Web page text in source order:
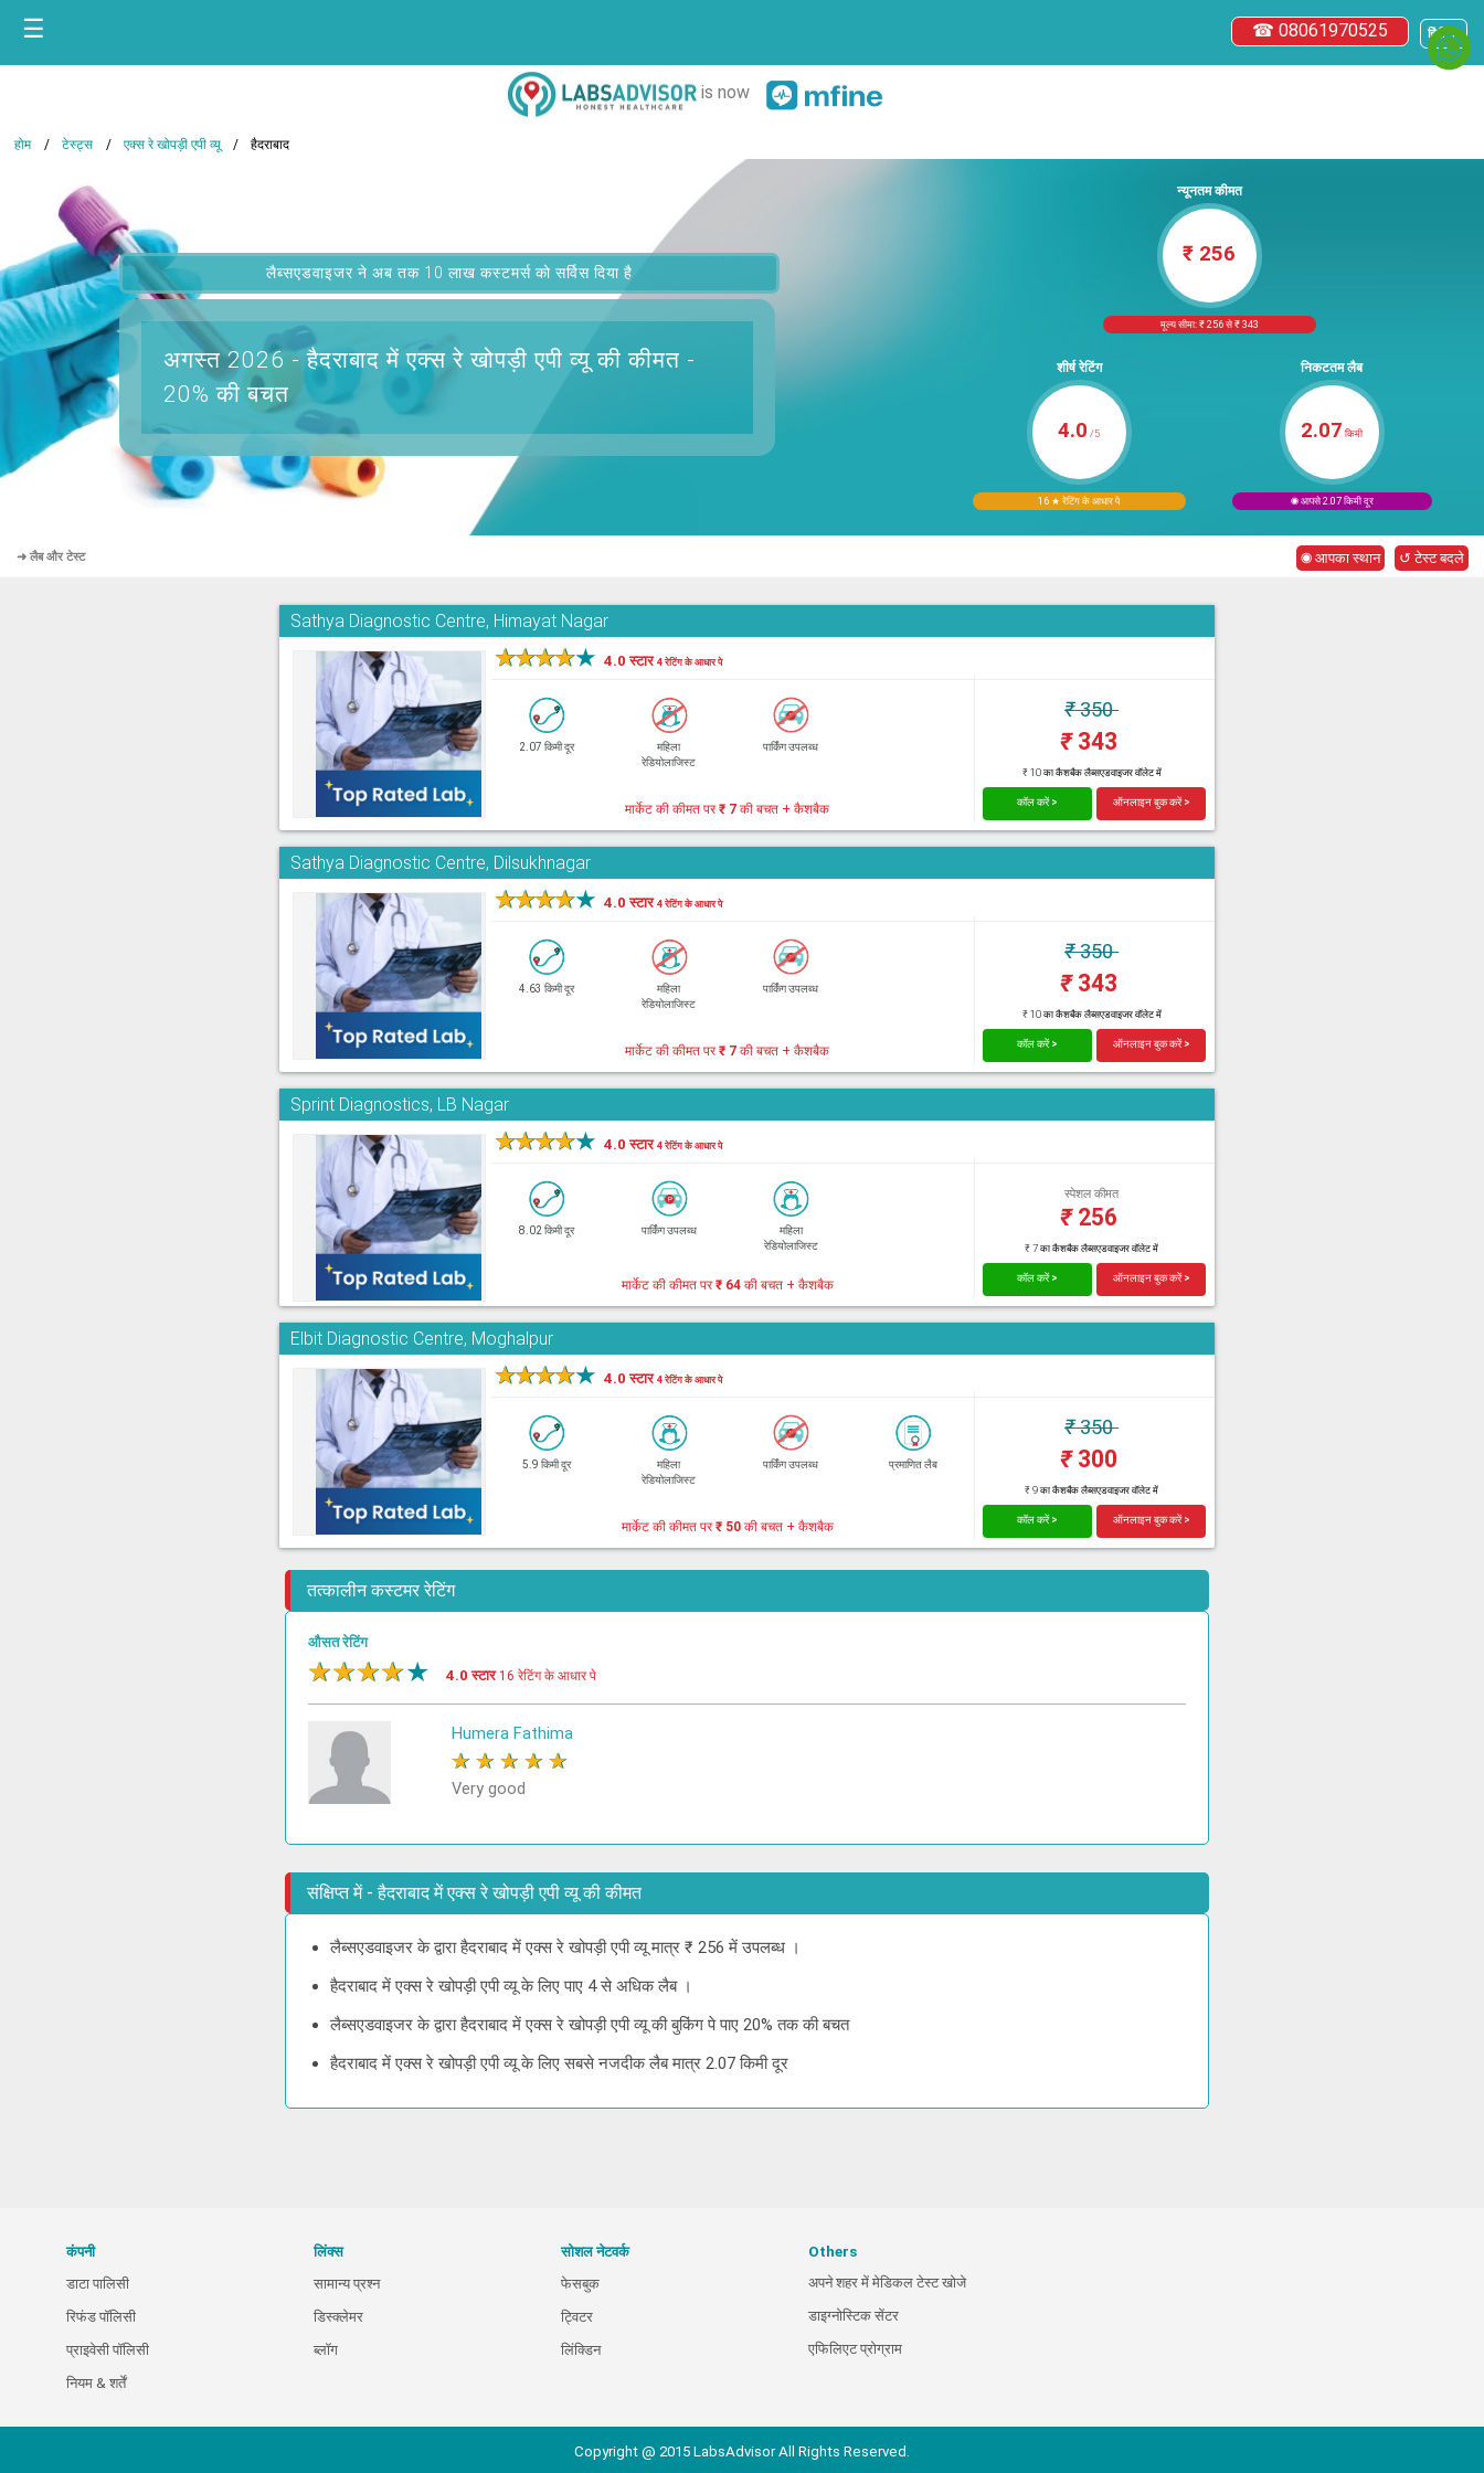
हिंदी ▼
☎ 08061970525
☰
is now
होम टेस्ट्स एक्स रे खोपड़ी एपी व्यू हैदराबाद
लैब्सएडवाइजर ने अब तक 10 लाख कस्टमर्स को सर्विस दिया है
अगस्त 2026 -हैदराबाद में एक्स रे खोपड़ी एपी व्यू की कीमत -
20% की बचत
न्यूनतम कीमत
₹ 256
मूल्य सीमा: ₹ 256 से ₹ 343
शीर्ष रेटिंग
4.0 /5
16 ★ रेटिंग के आधार पे
निकटतम लैब
2.07 किमी
◉ आपसे 2.07 किमी दूर
➜ लैब और टेस्ट ◉ आपका स्थान ↺ टेस्ट बदले
Sathya Diagnostic Centre, Himayat Nagar
★★★★★ 4.0 स्टार4 रेटिंग के आधार पे
2.07 किमी दूर
महिला
रेडियोलाजिस्ट
पार्किंग उपलब्ध
₹350
₹343
₹ 10 का कैशबैक लैब्सएडवाइजर वॉलेट में
मार्केट की कीमत पर₹ 7 की बचत + कैशबैक कॉल करें > ऑनलाइन बुक करें >
Sathya Diagnostic Centre, Dilsukhnagar
★★★★★ 4.0 स्टार4 रेटिंग के आधार पे
4.63 किमी दूर
महिला
रेडियोलाजिस्ट
पार्किंग उपलब्ध
₹350
₹343
₹ 10 का कैशबैक लैब्सएडवाइजर वॉलेट में
मार्केट की कीमत पर₹ 7 की बचत + कैशबैक कॉल करें > ऑनलाइन बुक करें >
Sprint Diagnostics, LB Nagar
★★★★★ 4.0 स्टार4 रेटिंग के आधार पे
8.02 किमी दूर पार्किंग उपलब्ध
महिला
रेडियोलाजिस्ट
स्पेशल कीमत
₹256
₹ 7 का कैशबैक लैब्सएडवाइजर वॉलेट में
मार्केट की कीमत पर₹ 64की बचत + कैशबैक कॉल करें > ऑनलाइन बुक करें >
Elbit Diagnostic Centre, Moghalpur
★★★★★ 4.0 स्टार4 रेटिंग के आधार पे
5.9 किमी दूर
महिला
रेडियोलाजिस्ट
पार्किंग उपलब्ध प्रमाणित लैब
₹350
₹300
₹ 9 का कैशबैक लैब्सएडवाइजर वॉलेट में
मार्केट की कीमत पर₹ 50की बचत + कैशबैक कॉल करें > ऑनलाइन बुक करें >
तत्कालीन कस्टमर रेटिंग
औसत रेटिंग
★★★★★ 4.0 स्टार 16 रेटिंग के आधार पे
Humera Fathima
★ ★ ★ ★ ★
Very good
संक्षिप्त में - हैदराबाद में एक्स रे खोपड़ी एपी व्यू की कीमत
लैब्सएडवाइजर के द्वारा हैदराबाद में एक्स रे खोपड़ी एपी व्यू मात्र ₹ 256 में उपलब्ध ।
हैदराबाद में एक्स रे खोपड़ी एपी व्यू के लिए पाए 4 से अधिक लैब ।
लैब्सएडवाइजर के द्वारा हैदराबाद में एक्स रे खोपड़ी एपी व्यू की बुकिंग पे पाए 20% तक की बचत
हैदराबाद में एक्स रे खोपड़ी एपी व्यू के लिए सबसे नजदीक लैब मात्र 2.07 किमी दूर
कंपनी
डाटा पालिसी
रिफंड पॉलिसी
प्राइवेसी पॉलिसी
नियम & शर्तें
लिंक्स
सामान्य प्रश्न
डिस्क्लेमर
ब्लॉग
सोशल नेटवर्क
फेसबुक
ट्विटर
लिंक्डिन
Others
अपने शहर में मेडिकल टेस्ट खोजे
डाइग्नोस्टिक सेंटर
एफिलिएट प्रोग्राम
Copyright @ 2015 LabsAdvisor All Rights Reserved.